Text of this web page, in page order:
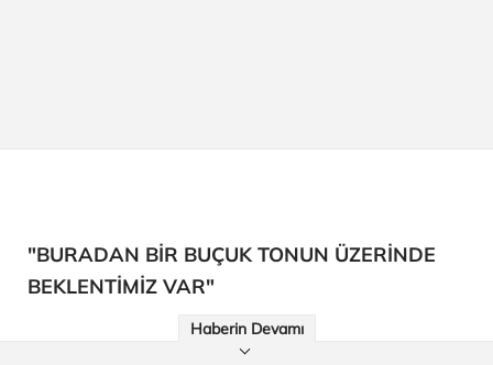
"BURADAN BİR BUÇUK TONUN ÜZERİNDE
BEKLENTİMİZ VAR"
Haberin Devamı